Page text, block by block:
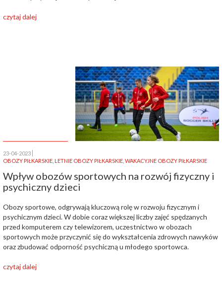
czytaj dalej
23-04-2023
OBOZY PIŁKARSKIE LETNIE OBOZY PIŁKARSKIE WAKACYJNE OBOZY PIŁKARSKIE
Wpływ obozów sportowych na rozwój fizyczny i
psychiczny dzieci
Obozy sportowe, odgrywają kluczową rolę w rozwoju fizycznym i
psychicznym dzieci. W dobie coraz większej liczby zajęć spędzanych
przed komputerem czy telewizorem, uczestnictwo w obozach
sportowych może przyczynić się do wykształcenia zdrowych nawyków
oraz zbudować odporność psychiczną u młodego sportowca.
czytaj dalej